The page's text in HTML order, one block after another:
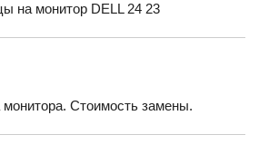
на монитор DELL 24 23
Стоимость замены.